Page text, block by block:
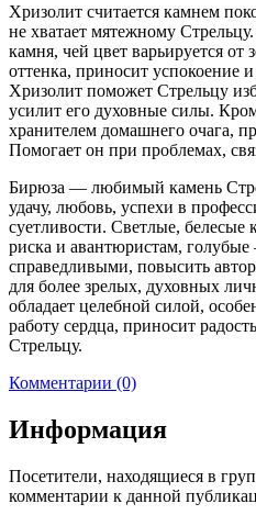
Хризолит считается камнем
не хватает мятежному
камня, чей цвет варьируется от
оттенка, приносит успокоение
Хризолит поможет Стрельцу
усилит его духовные силы.
хранителем домашнего очага,
Помогает он при проблемах,
Бирюза — любимый камень
удачу, любовь, успехи в
суетливости. Светлые,
риска и авантюристам,
справедливыми, повысить
для более зрелых, духовных
обладает целебной силой,
работу сердца, приносит
Стрельцу.
Комментарии (0)
Информация
Посетители, находящиеся в
комментарии к данной